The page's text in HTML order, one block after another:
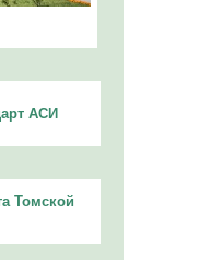
АСИ
Томской